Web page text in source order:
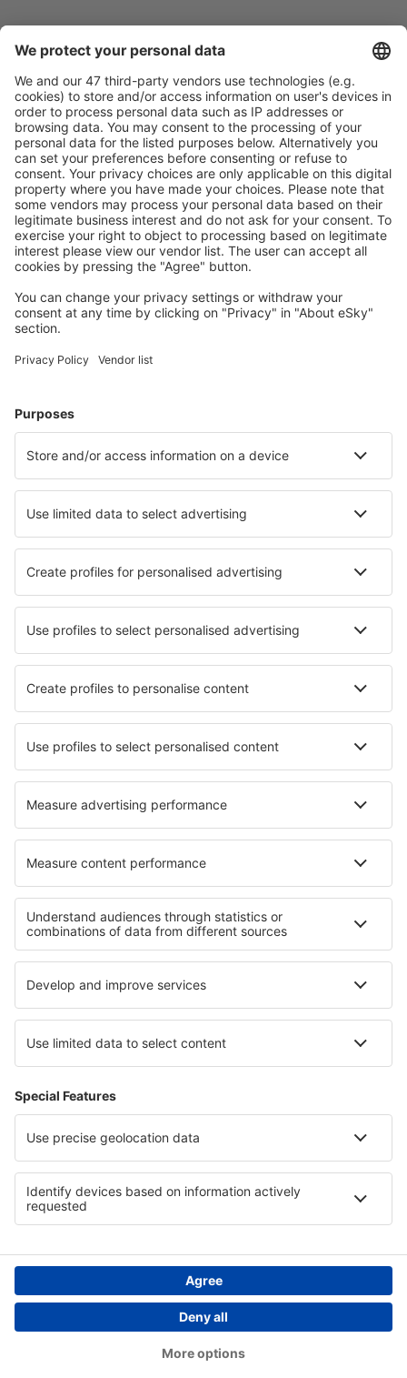
Caută rapid şi uşor
Ofertă adaptată aşteptărilor tale.
Planifică ȋn siguranţă
Rezervare fără griji cu opțiune gratuită de anulare.
Economiseşte mai mult
Prețuri atractive și oferte speciale pentru utilizatorii
conectați.
Cazarea preferată
apartamente și altele.
Cele mai căutate cazări de către utilizatorii eSky
Cazare în Federaţia Rusă - Orașe populare
Cazare Timiryazevskiy Cazare Donskoy
Cazare Gorelovo Cazare în Adler
Cazare în El'brus Cazare în Taganrog
Cazare în Pushkin Cazare în Tver
Cele mai bune locuri de cazare - orașe
Cazare în Mezraia Cazare în Chelsea Cazare Isovol
Cazare în Marsous Cazare în Malignant Cove
Cazare în Telukbakau Cazare în Para De Minas
Cazare în Tierra Verde
Cele mai bune locuri de cazare - regiuni
Cazare in Napa Valley Cazare in Valparaíso
Cazare pe Plaja Pattaya
Copyright © eSky.ro. Toate drepturile rezervate.